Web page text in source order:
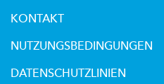
KONTAKT
NUTZUNGSBEDINGUNGEN
DATENSCHUTZLINIEN